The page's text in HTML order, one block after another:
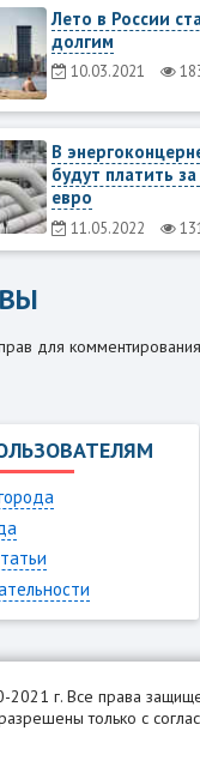
Лето в России
долгим
10.03.2021
В
будут платить
евро
11.05.2022
для
2021 г. Все права
только с